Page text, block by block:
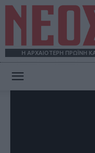
Η ΑΡΧΑΙΟΤΕΡΗ ΠΡΩΪΝΗ